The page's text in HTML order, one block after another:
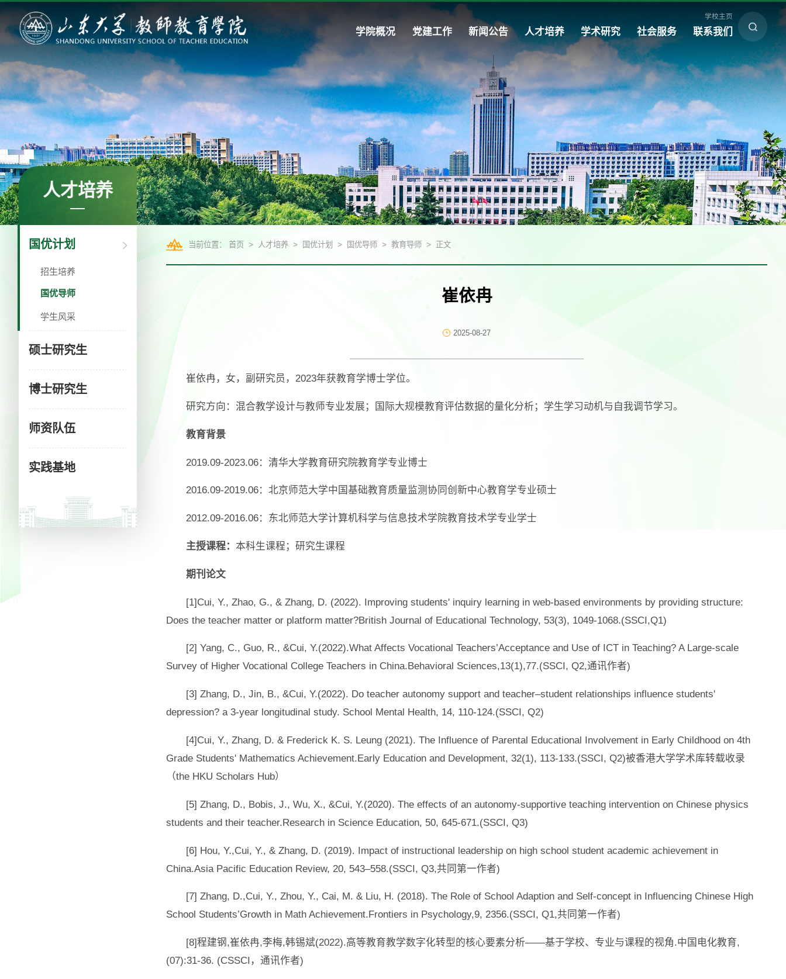
学校主页
学院概况 党建工作 新闻公告 人才培养 学术研究 社会服务 联系我们
人才培养
国优计划
招生培养
国优导师
学生风采
‌硕士研究生
博士研究生
师资队伍
实践基地
当前位置： 首页 > 人才培养 > 国优计划 > 国优导师 > 教育导师 > 正文
崔依冉
2025-08-27
崔依冉，女，副研究员，2023年获教育学博士学位。
研究方向：混合教学设计与教师专业发展；国际大规模教育评估数据的量化分析；学生学习动机与自我调节学习。
教育背景
2019.09-2023.06：清华大学教育研究院教育学专业博士
2016.09-2019.06：北京师范大学中国基础教育质量监测协同创新中心教育学专业硕士
2012.09-2016.06：东北师范大学计算机科学与信息技术学院教育技术学专业学士
主授课程： 本科生课程；研究生课程
期刊论文
[1]Cui, Y., Zhao, G., & Zhang, D. (2022). Improving students' inquiry learning in web-based environments by providing structure:
Does the teacher matter or platform matter?British Journal of Educational Technology, 53(3), 1049-1068.(SSCI,Q1)
[2] Yang, C., Guo, R., &Cui, Y.(2022).What Affects Vocational Teachers’Acceptance and Use of ICT in Teaching? A Large-scale
Survey of Higher Vocational College Teachers in China.Behavioral Sciences,13(1),77.(SSCI, Q2,通讯作者)
[3] Zhang, D., Jin, B., &Cui, Y.(2022). Do teacher autonomy support and teacher–student relationships influence students'
depression? a 3-year longitudinal study. School Mental Health, 14, 110-124.(SSCI, Q2)
[4]Cui, Y., Zhang, D. & Frederick K. S. Leung (2021). The Influence of Parental Educational Involvement in Early Childhood on 4th
Grade Students' Mathematics Achievement.Early Education and Development, 32(1), 113-133.(SSCI, Q2)被香港大学学术库转载收录
（the HKU Scholars Hub）
[5] Zhang, D., Bobis, J., Wu, X., &Cui, Y.(2020). The effects of an autonomy-supportive teaching intervention on Chinese physics
students and their teacher.Research in Science Education, 50, 645-671.(SSCI, Q3)
[6] Hou, Y.,Cui, Y., & Zhang, D. (2019). Impact of instructional leadership on high school student academic achievement in
China.Asia Pacific Education Review, 20, 543–558.(SSCI, Q3,共同第一作者)
[7] Zhang, D.,Cui, Y., Zhou, Y., Cai, M. & Liu, H. (2018). The Role of School Adaption and Self-concept in Influencing Chinese High
School Students’Growth in Math Achievement.Frontiers in Psychology,9, 2356.(SSCI, Q1,共同第一作者)
[8]程建钢,崔依冉,李梅,韩锡斌(2022).高等教育教学数字化转型的核心要素分析——基于学校、专业与课程的视角.中国电化教育,
(07):31-36. (CSSCI，通讯作者)